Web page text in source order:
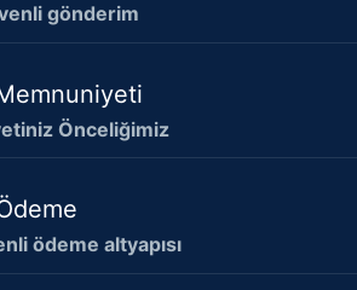
gönderim
Önceliğimiz
ödeme altyapısı